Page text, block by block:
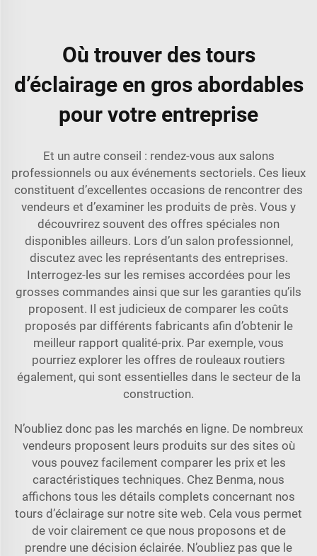
Où trouver des tours
d’éclairage en gros abordables
pour votre entreprise
Et un autre conseil : rendez-vous aux salons
professionnels ou aux événements sectoriels. Ces lieux
constituent d’excellentes occasions de rencontrer des
vendeurs et d’examiner les produits de près. Vous y
découvrirez souvent des offres spéciales non
disponibles ailleurs. Lors d’un salon professionnel,
discutez avec les représentants des entreprises.
Interrogez-les sur les remises accordées pour les
grosses commandes ainsi que sur les garanties qu’ils
proposent. Il est judicieux de comparer les coûts
proposés par différents fabricants afin d’obtenir le
meilleur rapport qualité-prix. Par exemple, vous
pourriez explorer les offres de rouleaux routiers
également, qui sont essentielles dans le secteur de la
construction.
N’oubliez donc pas les marchés en ligne. De nombreux
vendeurs proposent leurs produits sur des sites où
vous pouvez facilement comparer les prix et les
caractéristiques techniques. Chez Benma, nous
affichons tous les détails complets concernant nos
tours d’éclairage sur notre site web. Cela vous permet
de voir clairement ce que nous proposons et de
prendre une décision éclairée. N’oubliez pas que le